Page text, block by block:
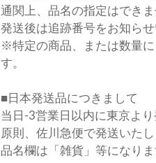
通関上、品名の指定はでき
発送後は追跡番号をお知ら
※特定の商品、または数量
す。
■日本発送品につきまして
当日-3営業日以内に東京よ
原則、佐川急便で発送いた
品名欄は「雑貨」等になり